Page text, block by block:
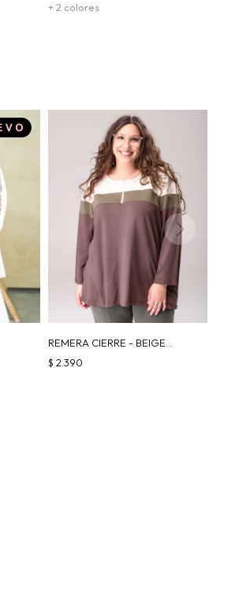
+ 2 colores
REMERA CIERRE - BEIGE
|VERDE| CHOCOLATE
$ 2.390